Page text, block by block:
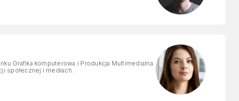
Grafika komputerowa i Produkcja Multimedialna
społecznej i mediach.